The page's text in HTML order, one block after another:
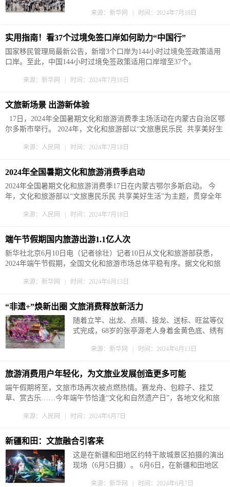
馆外，其他景区取消预约要求。 随着暑期来
如何让“不约而至”的游客有更好的旅游体验？ 多
地取消景区预约 时值盛夏，记...
来源：新华网 | 时间：2024年7月18日
实用指南！看37个过境免签口岸如何助力“中国行”
国家移民管理局最新公告，新增3个口岸为144小时过境免签政策适用
口岸。至此，中国144小时过境免签政策适用口岸增至37个。
来源：新华网 | 时间：2024年7月18日
文旅新场景 出游新体验
17日，2024年全国暑期文化和旅游消费季主场活动在内蒙古自治区鄂
尔多斯市举行。 2024年，文化和旅游部以“文旅惠民乐民 共享美好生
安排，文化和旅游部于7月至8月举办2024年全国暑期文化和旅游消费
来源：人民网 | 时间：2024年7月18日
2024年全国暑期文化和旅游消费季启动
2024年全国暑期文化和旅游消费季17日在内蒙古鄂尔多斯启动。 今
年，文化和旅游部以“文旅惠民乐民 共享美好生活”为主题，贯穿全年
部于7月至8月举办2024年全国暑期文化和旅游消费季，组织各地围绕
来源：人民网 | 时间：2024年7月18日
端午节假期国内旅游出游1.1亿人次
新华社北京6月10日电（记者徐壮）记者10日从文化和旅游部获悉，
2024年端午节假期，全国文化和旅游市场总体平稳有序。据文化和旅
6.3%；国内游客出游总花费403.5亿元，同比增长8.1%。 假期中，群
深...
来源：新华网 | 时间：2024年6月13日
“非遗+”焕新出圈 文旅消费释放新活力
随着立竿、出龙、点睛、接龙、送标、旺盆等仪
式完成，68岁的张亭源老人身着金黄色底、绣有
首、翘尾的龙船在上海宝山美兰湖面灵活行驶、
头，彩旗在风中飘扬，引得现场观众连连叫好。
端午节（罗店划龙船习俗）是国家级非遗项目，
在祭祀...
来源：新华网 | 时间：2024年6月13日
旅游消费用户年轻化，为文旅业发展创造更多可能
端午假期将至，文旅市场再次被点燃热情。赛龙舟、包粽子、挂艾
草、赏古乐……今年端午节恰逢“文化和自然遗产日”，各地文化和旅
合，热气腾腾的“端午经济”成为消费活力升级的缩影。 今年以来，我
来源：人民网 | 时间：2024年6月7日
新疆和田：文旅融合引客来
这是在新疆和田地区约特干故城景区拍摄的演出
现场（6月5日摄）。 6月6日，在新疆和田地区
来源：新华网 | 时间：2024年6月7日